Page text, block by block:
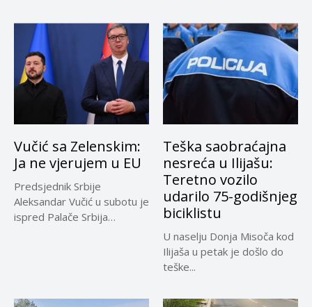
Vučić sa Zelenskim:
Ja ne vjerujem u EU
Predsjednik Srbije
Aleksandar Vučić u subotu je
ispred Palače Srbija
Teška saobraćajna
nesreća u Ilijašu:
Teretno vozilo
udarilo 75-godišnjeg
biciklistu
U naselju Donja Misoča kod
Ilijaša u petak je došlo do
teške...